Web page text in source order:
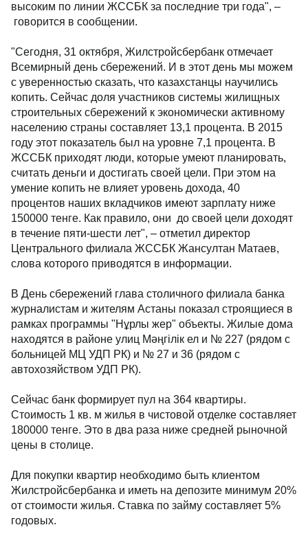
высоким по линии ЖССБК за последние три года", –
говорится в сообщении.
"Сегодня, 31 октября, Жилстройсбербанк отмечает
Всемирный день сбережений. И в этот день мы можем
с уверенностью сказать, что казахстанцы научились
копить. Сейчас доля участников системы жилищных
строительных сбережений к экономически активному
населению страны составляет 13,1 процента. В 2015
году этот показатель был на уровне 7,1 процента. В
ЖССБК приходят люди, которые умеют планировать,
считать деньги и достигать своей цели. При этом на
умение копить не влияет уровень дохода, 40
процентов наших вкладчиков имеют зарплату ниже
150000 тенге. Как правило, они до своей цели доходят
в течение пяти-шести лет", – отметил директор
Центрального филиала ЖССБК Жансултан Матаев,
слова которого приводятся в информации.
В День сбережений глава столичного филиала банка
журналистам и жителям Астаны показал строящиеся в
рамках программы "Нұрлы жер" объекты. Жилые дома
находятся в районе улиц Мәңгілік ел и № 227 (рядом с
больницей МЦ УДП РК) и № 27 и 36 (рядом с
автохозяйством УДП РК).
Сейчас банк формирует пул на 364 квартиры.
Стоимость 1 кв. м жилья в чистовой отделке составляет
180000 тенге. Это в два раза ниже средней рыночной
цены в столице.
Для покупки квартир необходимо быть клиентом
Жилстройсбербанка и иметь на депозите минимум 20%
от стоимости жилья. Ставка по займу составляет 5%
годовых.